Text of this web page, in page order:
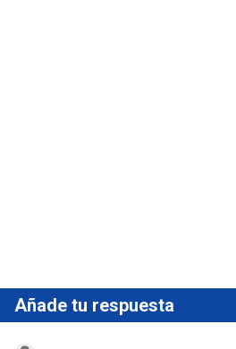
Añade tu respuesta